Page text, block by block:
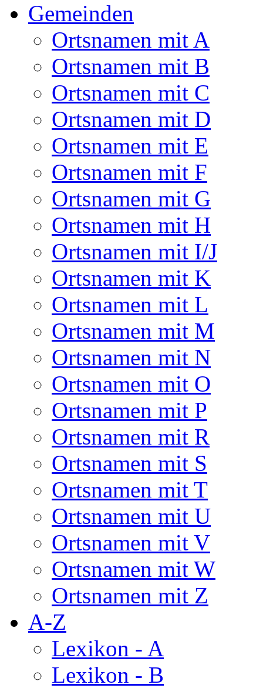
Gemeinden
Ortsnamen mit A
Ortsnamen mit B
Ortsnamen mit C
Ortsnamen mit D
Ortsnamen mit E
Ortsnamen mit F
Ortsnamen mit G
Ortsnamen mit H
Ortsnamen mit I/J
Ortsnamen mit K
Ortsnamen mit L
Ortsnamen mit M
Ortsnamen mit N
Ortsnamen mit O
Ortsnamen mit P
Ortsnamen mit R
Ortsnamen mit S
Ortsnamen mit T
Ortsnamen mit U
Ortsnamen mit V
Ortsnamen mit W
Ortsnamen mit Z
A-Z
Lexikon - A
Lexikon - B